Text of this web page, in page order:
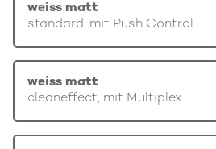
weiss matt
standard, mit Push Control
weiss matt
cleaneffect, mit Multiplex